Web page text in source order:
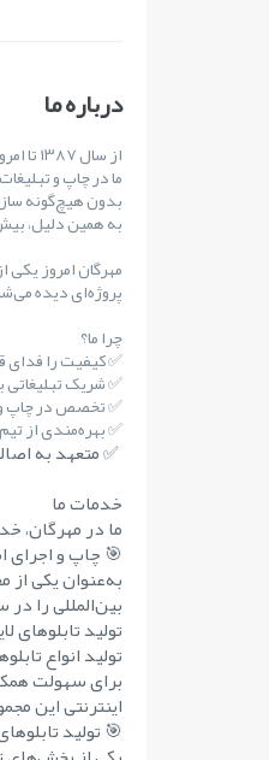
درباره ما
از سال ۱۳۸۷ تا امروز، کیفیت شعار ماست.
بدون هیچ‌گونه
به همین دلیل، بیش از ۱۵ سال است که انتخاب بسیاری از برندهای
مهرگان امروز
پروژه‌ای دیده
چرا ما؟
✅ کیفیت را
✅ شریک
✅ تخصص در چاپ و
✅ بهره‌مندی از
✅ متعهد به
خدمات ما
ما در مهرگان،
🎯 چاپ و اجرای
به‌عنوان یکی
بین‌المللی را
تولید
تولید انواع
برای سهولت
اینترنتی این
🎯 تولید